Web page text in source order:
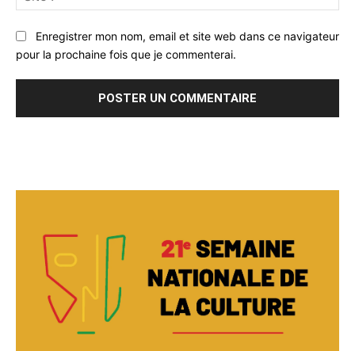
:
Enregistrer mon nom, email et site web dans ce navigateur
pour la prochaine fois que je commenterai.